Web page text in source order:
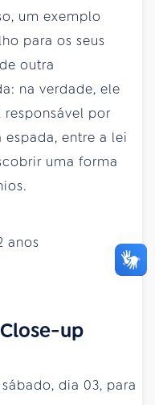
um exemplo
para os seus
outra
na verdade, ele
responsável por
espada, entre a lei
uma forma
anos
up
dia 03, para